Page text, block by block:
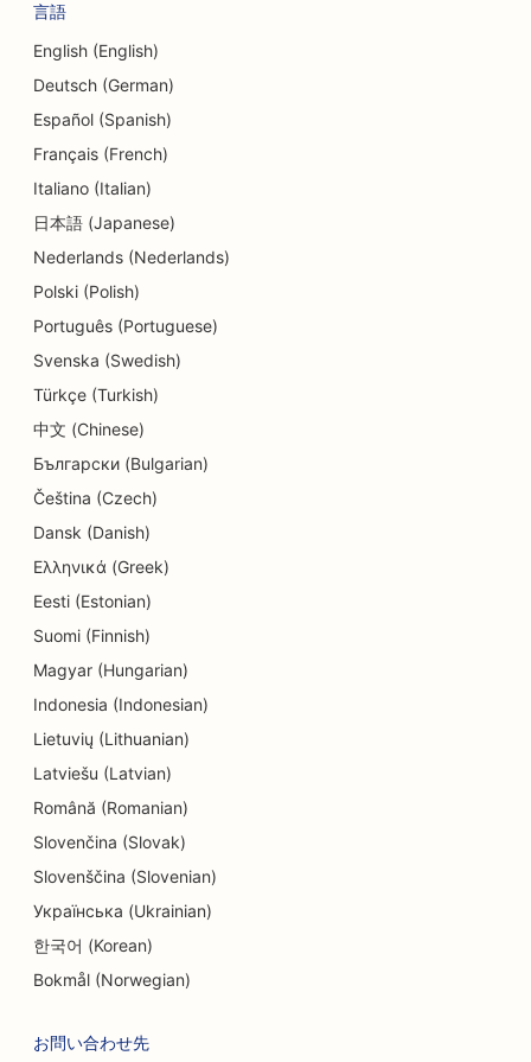
言語
English (English)
Deutsch (German)
Español (Spanish)
Français (French)
Italiano (Italian)
日本語 (Japanese)
Nederlands (Nederlands)
Polski (Polish)
Português (Portuguese)
Svenska (Swedish)
Türkçe (Turkish)
中文 (Chinese)
Български (Bulgarian)
Čeština (Czech)
Dansk (Danish)
Ελληνικά (Greek)
Eesti (Estonian)
Suomi (Finnish)
Magyar (Hungarian)
Indonesia (Indonesian)
Lietuvių (Lithuanian)
Latviešu (Latvian)
Română (Romanian)
Slovenčina (Slovak)
Slovenščina (Slovenian)
Українська (Ukrainian)
한국어 (Korean)
Bokmål (Norwegian)
お問い合わせ先